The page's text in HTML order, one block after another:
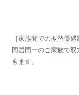
［家族間での振替優遇
同居同一のご家族で
きます。